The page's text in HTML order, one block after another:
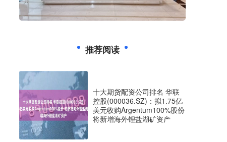
推荐阅读
十大期货配资公司排名 华联
控股(000036.SZ)：拟1.75亿
美元收购Argentum100%股份
将新增海外锂盐湖矿资产